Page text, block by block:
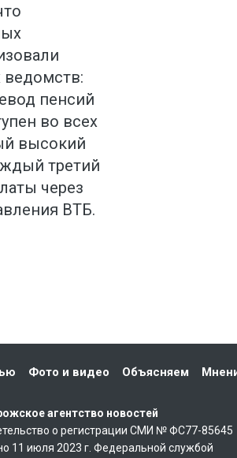
пенсий
во всех
высокий
третий
через
ВТБ.
Фото и видео Объясняем
агентство новостей
о регистрации СМИ № ФС77-85645
11 июля 2023 г. Федеральной службой